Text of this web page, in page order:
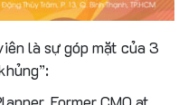
là sự góp mặt của 3